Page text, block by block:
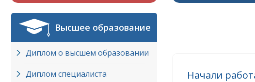
Высшее образование
Диплом о высшем образовании
Диплом специалиста
Начали